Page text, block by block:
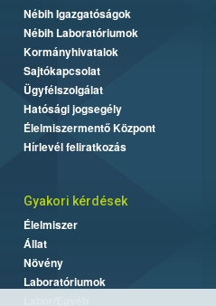
Nébih Igazgatóságok
Nébih Laboratóriumok
Kormányhivatalok
Sajtókapcsolat
Ügyfélszolgálat
Hatósági jogsegély
Élelmiszermentő Központ
Hírlevél feliratkozás
Gyakori kérdések
Élelmiszer
Állat
Növény
Laboratóriumok